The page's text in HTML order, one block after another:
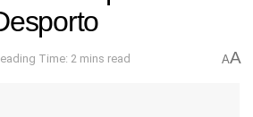
Time: 2 mins read AA